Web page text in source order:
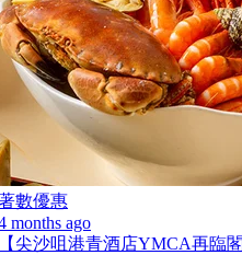
數優惠
months ago
尖沙咀港青酒店YMCA再臨